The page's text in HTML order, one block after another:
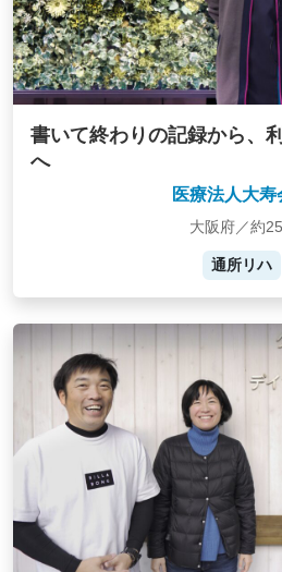
書いて終わりの記録から、
へ
医療法人大寿
大阪府／約
通所リハ